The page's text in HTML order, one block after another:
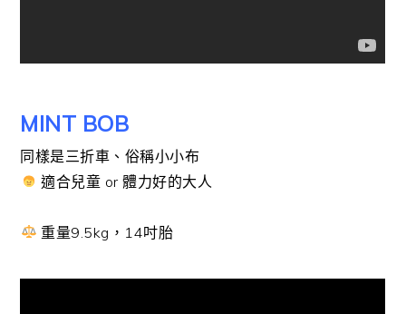
MINT BOB
同樣是三折車、俗稱小小布
適合兒童 or 體力好的大人
重量9.5kg，14吋胎